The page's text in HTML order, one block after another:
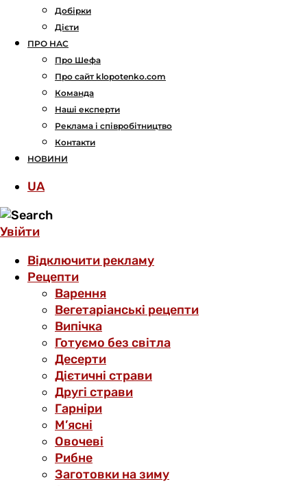
Добірки
Дієти
ПРО НАС
Про Шефа
Про сайт klopotenko.com
Команда
Наші експерти
Реклама і співробітництво
Контакти
НОВИНИ
UA
Увійти
Відключити рекламу
Рецепти
Варення
Вегетаріанські рецепти
Випічка
Готуємо без світла
Десерти
Дієтичні страви
Другі страви
Гарніри
М’ясні
Овочеві
Рибне
Заготовки на зиму